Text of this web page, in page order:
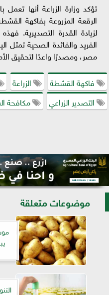
تؤكد وزارة الزراعة أنها
الرقعة المزروعة بفاكهة
لزيادة القدرة التصديرية.
الفريد والفائدة الصحية تمثل
مصر، ومصدرًا واعدًا لتحقيق
فاكهة القشطة
الزراعة
التصدير الزراعي
مكافحة
موضوعات متعلقة